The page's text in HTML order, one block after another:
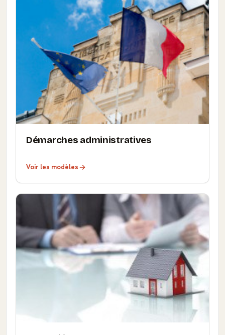
Démarches administratives
Voir les modèles